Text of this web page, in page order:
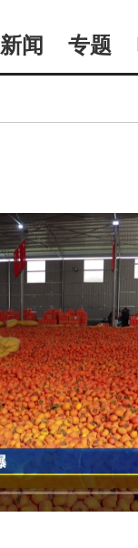
新闻 专题